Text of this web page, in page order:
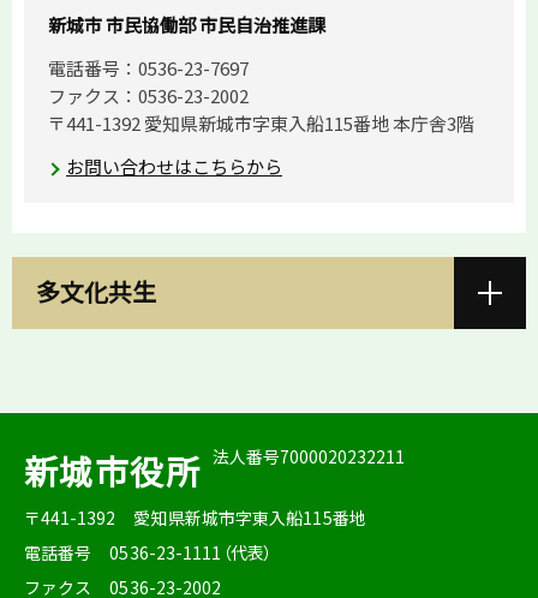
新城市 市民協働部 市民自治推進課
電話番号：0536-23-7697
ファクス：0536-23-2002
〒441-1392 愛知県新城市字東入船115番地 本庁舎3階
お問い合わせはこちらから
多文化共生
新城市役所 法人番号7000020232211
〒441-1392
愛知県新城市字東入船115番地
電話番号
0536-23-1111（代表）
ファクス
0536-23-2002